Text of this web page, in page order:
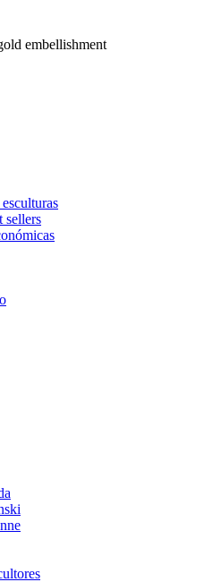
embellishment
sellers